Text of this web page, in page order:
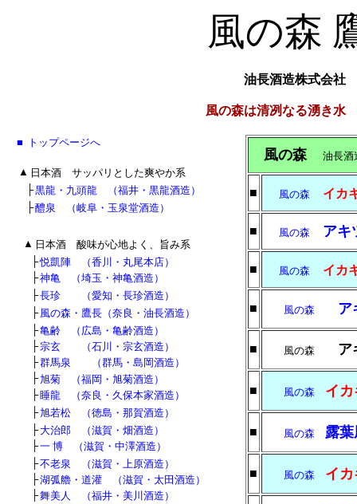
風の森
油長酒造株式
風の森は清冽なる湧き
■ トップページへ
▲ 日本酒 サッパリとした爽やか系
├黒龍・九頭龍 （福井・黒龍酒造）
├醴泉 （岐阜・玉泉堂酒造）
▲ 日本酒 酸味が心地よく、旨み系
├悦凱陣 （香川・丸尾本店）
├神亀 （埼玉・神亀酒造）
├長珍 （愛知・長珍酒造）
├ 風の森・鷹長（奈良・油長酒造）
├亀齢 （広島・亀齢酒造）
├宗玄 （石川・宗玄酒造）
├群馬泉 （群馬・島岡酒造）
├旭菊 （福岡・旭菊酒造）
├ 睡龍 （奈良・久保本家酒造）
├旭若松 （徳島・那賀酒造）
├ 大治郎 （滋賀・畑酒造）
├一 博 （滋賀・中澤酒造）
├不老泉 （滋賀・上原酒造）
├湖弧艪・道灌 （滋賀・太田酒造）
├舞美人 （福井・美川酒造）
風の森 油長
■ 風の森 イカ
■ 風の森 アキ
■ 風の森 イカ
■ 風の森 ア
■ 風の森 ア
■ 風の森 イ
■ 風の森 露葉
■ 風の森 イ